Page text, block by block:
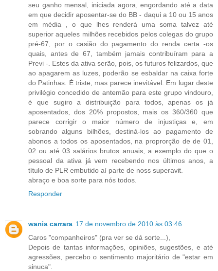
seu ganho mensal, iniciada agora, engordando até a data
em que decidir aposentar-se do BB - daqui a 10 ou 15 anos
em média , o que lhes renderá uma soma talvez até
superior aqueles milhões recebidos pelos colegas do grupo
pré-67, por o casião do pagamento do renda certa -os
quais, antes de 67, também jamais contribuíram para a
Previ -. Estes da ativa serão, pois, os futuros felizardos, que
ao apagarem as luzes, poderão se esbaldar na caixa forte
do Patinhas. É triste, mas parece inevitável. Em lugar deste
privilégio concedido de antemão para este grupo vindouro,
é que sugiro a distribuição para todos, apenas os já
aposentados, dos 20% propostos, mais os 360/360 que
parece corrigir o maior número de injustiças e, em
sobrando alguns bilhões, destiná-los ao pagamento de
abonos a todos os aposentados, na proprorção de de 01,
02 ou até 03 salários brutos anuais, a exemplo do que o
pessoal da ativa já vem recebendo nos últimos anos, a
título de PLR embutido aí parte de noss superavit.
abraço e boa sorte para nós todos.
Responder
wania carrara 17 de novembro de 2010 às 03:46
Caros "companheiros" (pra ver se dá sorte...),
Depois de tantas informações, opiniões, sugestões, e até
agressões, percebo o sentimento majoritário de "estar em
sinuca".